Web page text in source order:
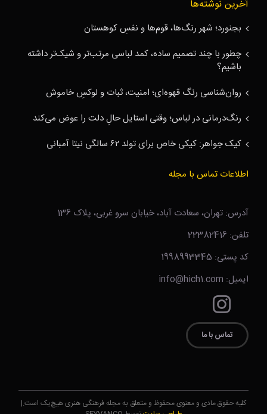
آخرین نوشته‌ها
بجنورد؛ شهر رنگ‌ها، قوم‌ها و نفسِ کوهستان
چطور با چند تصمیم ساده، کمد لباسی مرتب‌تر و شیک‌تر داشته
باشیم؟
روان‌شناسی رنگ قهوه‌ای؛ امنیت، ثبات و لوکسِ خاموش
رنگ‌درمانی در لباس؛ وقتی استایل حالِ دلت را عوض می‌کند
کیک جواهر: کیکی خاص برای تولد ۶۲ سالگی نیتا آمبانی
اطلاعات تماس با مجله
آدرس: تهران، سعادت آباد، خیابان سرو غربی، پلاک 136
تلفن: 22382416
کد پستی: 1998993345
ایمیل: info@hich1.com
تماس با ما
کلیه حقوق مادی و معنوی محفوظ و متعلق به مجله فرهنگی هنری هیچ‌یک است.|